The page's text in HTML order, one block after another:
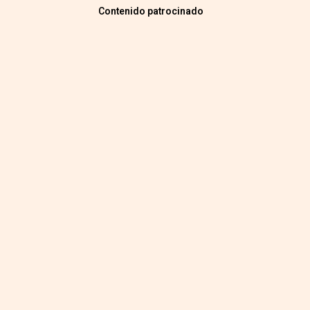
Contenido patrocinado